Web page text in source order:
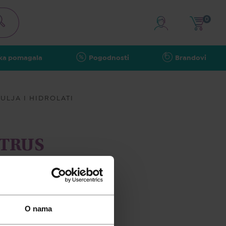
O nama
pomagala Pogodnosti Brandovi
0
I HIDROLATI